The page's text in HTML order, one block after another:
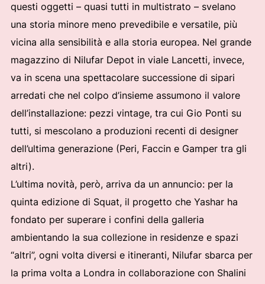
questi oggetti – quasi tutti in multistrato – svelano
una storia minore meno prevedibile e versatile, più
vicina alla sensibilità e alla storia europea. Nel grande
magazzino di Nilufar Depot in viale Lancetti, invece,
va in scena una spettacolare successione di sipari
arredati che nel colpo d’insieme assumono il valore
dell’installazione: pezzi vintage, tra cui Gio Ponti su
tutti, si mescolano a produzioni recenti di designer
dell’ultima generazione (Peri, Faccin e Gamper tra gli
altri).
L’ultima novità, però, arriva da un annuncio: per la
quinta edizione di Squat, il progetto che Yashar ha
fondato per superare i confini della galleria
ambientando la sua collezione in residenze e spazi
“altri”, ogni volta diversi e itineranti, Nilufar sbarca per
la prima volta a Londra in collaborazione con Shalini